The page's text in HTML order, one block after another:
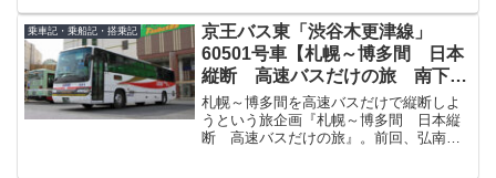
所である中央道原PAの様子まで、実際に
乗車して詳しくレビューします。
乗車記・乗船記・搭乗記
京王バス東「渋谷木更津線」
60501号車【札幌～博多間 日本
縦断 高速バスだけの旅 南下
編】
札幌～博多間を高速バスだけで縦断しよ
うという旅企画『札幌～博多間 日本縦
断 高速バスだけの旅』。前回、弘南バ